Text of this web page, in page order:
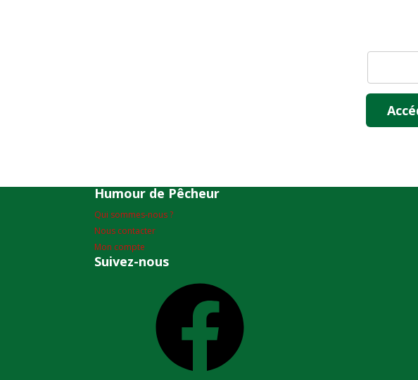
Humour de Pêcheur
Qui sommes-nous ?
Nous contacter
Mon compte
Suivez-nous